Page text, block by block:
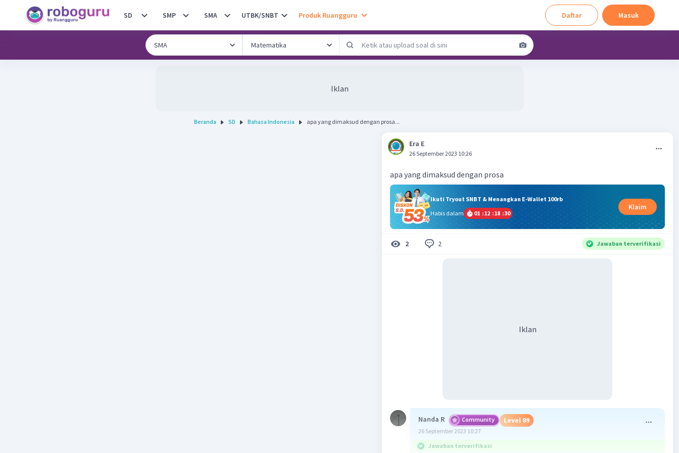
SD SMP SMA UTBK/SNBT Produk Ruangguru Daftar Masuk
Iklan
Beranda SD Bahasa Indonesia apa yang dimaksud dengan prosa...
Era E
26 September 2023 10:26
apa yang dimaksud dengan prosa
Ikuti Tryout SNBT & Menangkan E-Wallet 100rb
Habis dalam
01 :12 :18 :29
Klaim
2 2 Jawaban terverifikasi
Iklan
Nanda R Community Level 89
26 September 2023 10:27
Jawaban terverifikasi